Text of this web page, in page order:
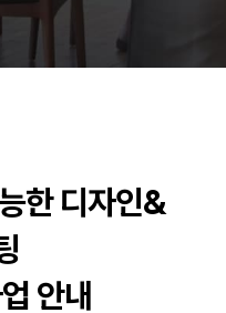
전자㈜
어랜드㈜
- (주)분독
백
피㈜
스
한 디자인&
안내